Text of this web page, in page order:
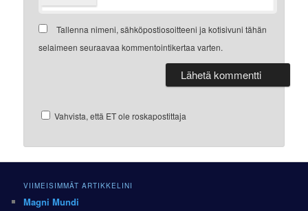
Tallenna nimeni, sähköpostiosoitteeni ja kotisivuni tähän
selaimeen seuraavaa kommentointikertaa varten.
Vahvista, että ET ole roskapostittaja
VIIMEISIMMÄT ARTIKKELINI
Magni Mundi